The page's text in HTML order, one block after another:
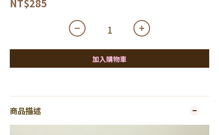
NT$285
加入購物車
商品描述